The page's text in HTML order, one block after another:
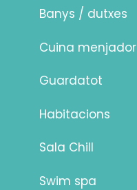
Banys / dutxes
Cuina menjador
Guardatot
Habitacions
Sala Chill
Swim spa